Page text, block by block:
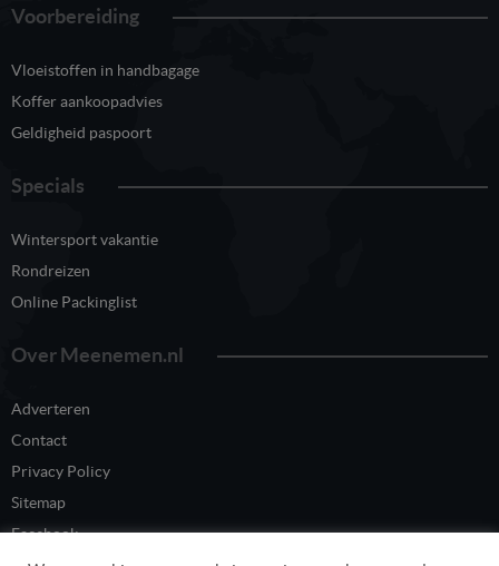
Voorbereiding
Vloeistoffen in handbagage
Koffer aankoopadvies
Geldigheid paspoort
Specials
Wintersport vakantie
Rondreizen
Online Packinglist
Over Meenemen.nl
Adverteren
Contact
Privacy Policy
Sitemap
Facebook